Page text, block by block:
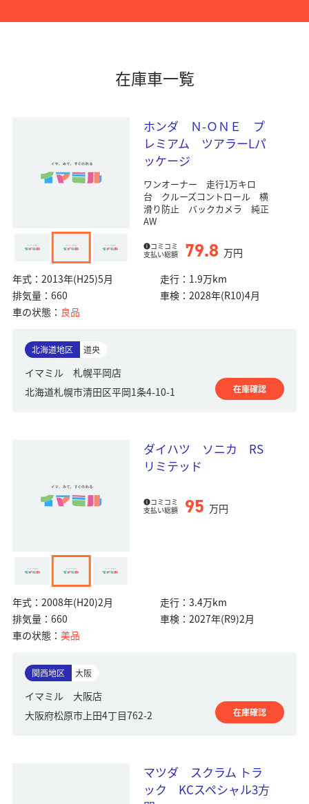
在庫車一覧
ホンダ Ｎ-ＯＮＥ プ
レミアム ツアラーLパ
ッケージ
ワンオーナー 走行1万キロ
台 クルーズコントロール 横
滑り防止 バックカメラ 純正
AW
コミコミ
支払い総額
79.8 万円
年式： 2013年(H25)5月 走行： 1.9万km
排気量： 660 車検：2028年(R10)4月
車の状態： 良品
北海道地区 道央
イマミル 札幌平岡店
北海道札幌市清田区平岡1条4-10-1
在庫確認
ダイハツ ソニカ RS
リミテッド
コミコミ
支払い総額
95 万円
年式： 2008年(H20)2月 走行：3.4万km
排気量： 660 車検：2027年(R9)2月
車の状態： 美品
関西地区 大阪
イマミル 大阪店
大阪府松原市上田4丁目762-2
在庫確認
マツダ スクラム トラ
ック KCスペシャル3方